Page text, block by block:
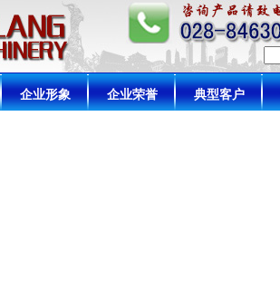
企业形象 企业荣誉 典型客户